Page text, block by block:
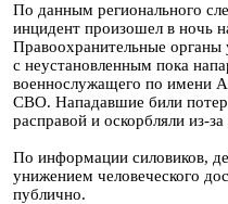
По данным регионального
инцидент произошел в ночь
Правоохранительные органы
с неустановленным пока
военнослужащего по имени
СВО. Нападавшие били
расправой и оскорбляли из-
По информации силовиков,
унижением человеческого
публично.